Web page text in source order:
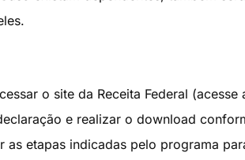
o site da Receita Federal (acesse
e realizar o download
as etapas indicadas pelo programa